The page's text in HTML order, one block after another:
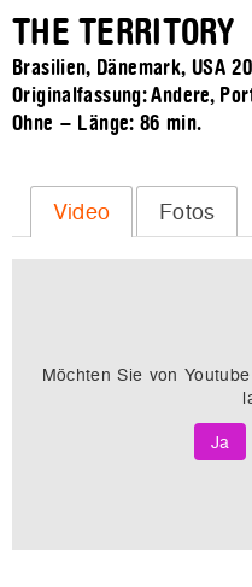
THE TERRITORY
Brasilien, Dänemark, USA
Originalfassung: Andere,
Ohne – Länge:86 min.
Video Fotos
Möchten Sie von Youtube
Ja